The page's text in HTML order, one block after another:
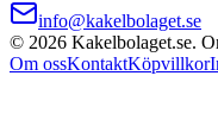
info@kakelbolaget.se
© 2026 Kakelbolaget.se.
Om ossKontaktKöpvillkor